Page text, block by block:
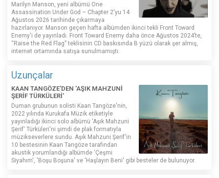
Marilyn Manson, yeni albümü One
Assassination Under God – Chapter 2'yu 14
Ağustos 2026 tarihinde çıkarmaya
hazırlanıyor. Manson geçen hafta albümden ikinci tekli Front Toward
Enemy'i de yayınladı. Front Toward Enemy daha önce Ağustos 2024’te,
“Raise the Red Flag” teklisinin CD baskısında B yüzü olarak şer almış,
internet ortamında satışa sunulmamıştı.
Uzunçalar
KAAN TANGÖZE'DEN 'AŞIK MAHZUNİ
ŞERİF TÜRKÜLERİ'
Duman grubunun solisti Kaan Tangöze'nin,
2022 yılında Kurukafa Müzik etiketiyle
yayınladığı ikinci solo albümü 'Aşık Mahzuni
Şerif' Türküleri'ni şimdi de plak formatıyla
müzikseverlere sundu. Aşık Mahzuni Şerif'in
10 bestesinin Kaan Tangöze tarafından
akustik yorumlandığı albümde 'Çeşmi
Siyahım', 'Boşu Boşuna' ve 'Haşlayın Beni' gibi besteler de bulunuyor.